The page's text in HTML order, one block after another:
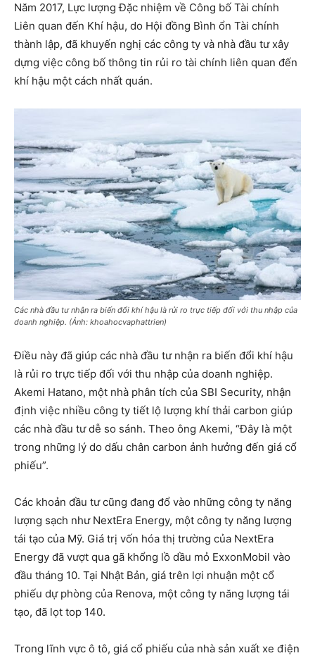
Năm 2017, Lực lượng Đặc nhiệm về Công bố Tài chính
Liên quan đến Khí hậu, do Hội đồng Bình ổn Tài chính
thành lập, đã khuyến nghị các công ty và nhà đầu tư xây
dựng việc công bố thông tin rủi ro tài chính liên quan đến
khí hậu một cách nhất quán.
Các nhà đầu tư nhận ra biến đổi khí hậu là rủi ro trực tiếp đối với thu nhập của
doanh nghiệp. (Ảnh: khoahocvaphattrien)
Điều này đã giúp các nhà đầu tư nhận ra biến đổi khí hậu
là rủi ro trực tiếp đối với thu nhập của doanh nghiệp.
Akemi Hatano, một nhà phân tích của SBI Security, nhận
định việc nhiều công ty tiết lộ lượng khí thải carbon giúp
các nhà đầu tư dễ so sánh. Theo ông Akemi, “Đây là một
trong những lý do dấu chân carbon ảnh hưởng đến giá cổ
phiếu”.
Các khoản đầu tư cũng đang đổ vào những công ty năng
lượng sạch như NextEra Energy, một công ty năng lượng
tái tạo của Mỹ. Giá trị vốn hóa thị trường của NextEra
Energy đã vượt qua gã khổng lồ dầu mỏ ExxonMobil vào
đầu tháng 10. Tại Nhật Bản, giá trên lợi nhuận một cổ
phiếu dự phòng của Renova, một công ty năng lượng tái
tạo, đã lọt top 140.
Trong lĩnh vực ô tô, giá cổ phiếu của nhà sản xuất xe điện